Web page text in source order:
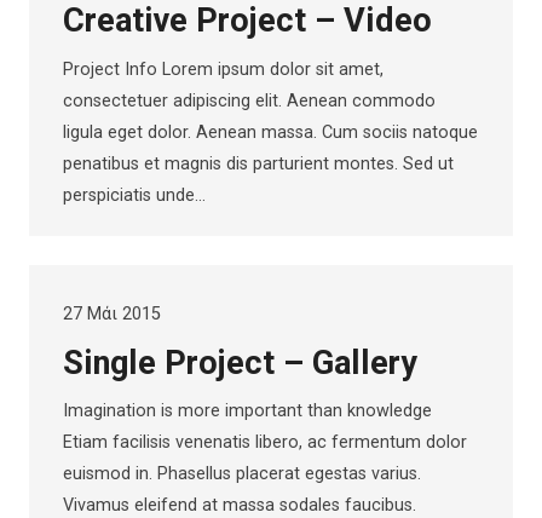
Creative Project – Video
Project Info Lorem ipsum dolor sit amet,
consectetuer adipiscing elit. Aenean commodo
ligula eget dolor. Aenean massa. Cum sociis natoque
penatibus et magnis dis parturient montes. Sed ut
perspiciatis unde…
27 Μάι 2015
Single Project – Gallery
Imagination is more important than knowledge
Etiam facilisis venenatis libero, ac fermentum dolor
euismod in. Phasellus placerat egestas varius.
Vivamus eleifend at massa sodales faucibus.